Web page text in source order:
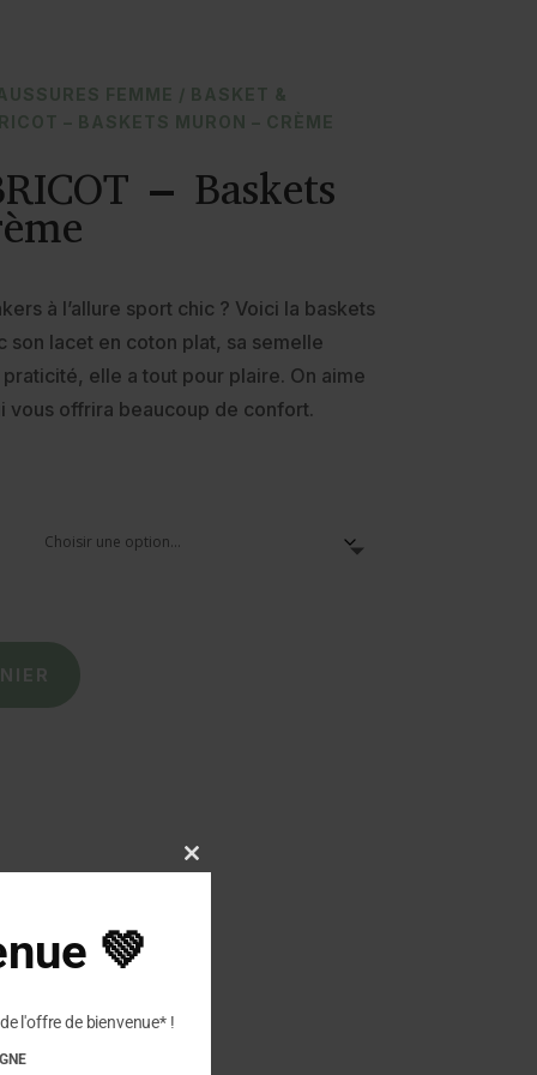
FEMME / BASKET &
– BASKETS MURON – CRÈME
– Baskets
à l’allure sport chic ? Voici la baskets
son lacet en coton plat, sa semelle
elle a tout pour plaire. On aime
vous offrira beaucoup de confort.
Close
💚
l'offre de bienvenue* !